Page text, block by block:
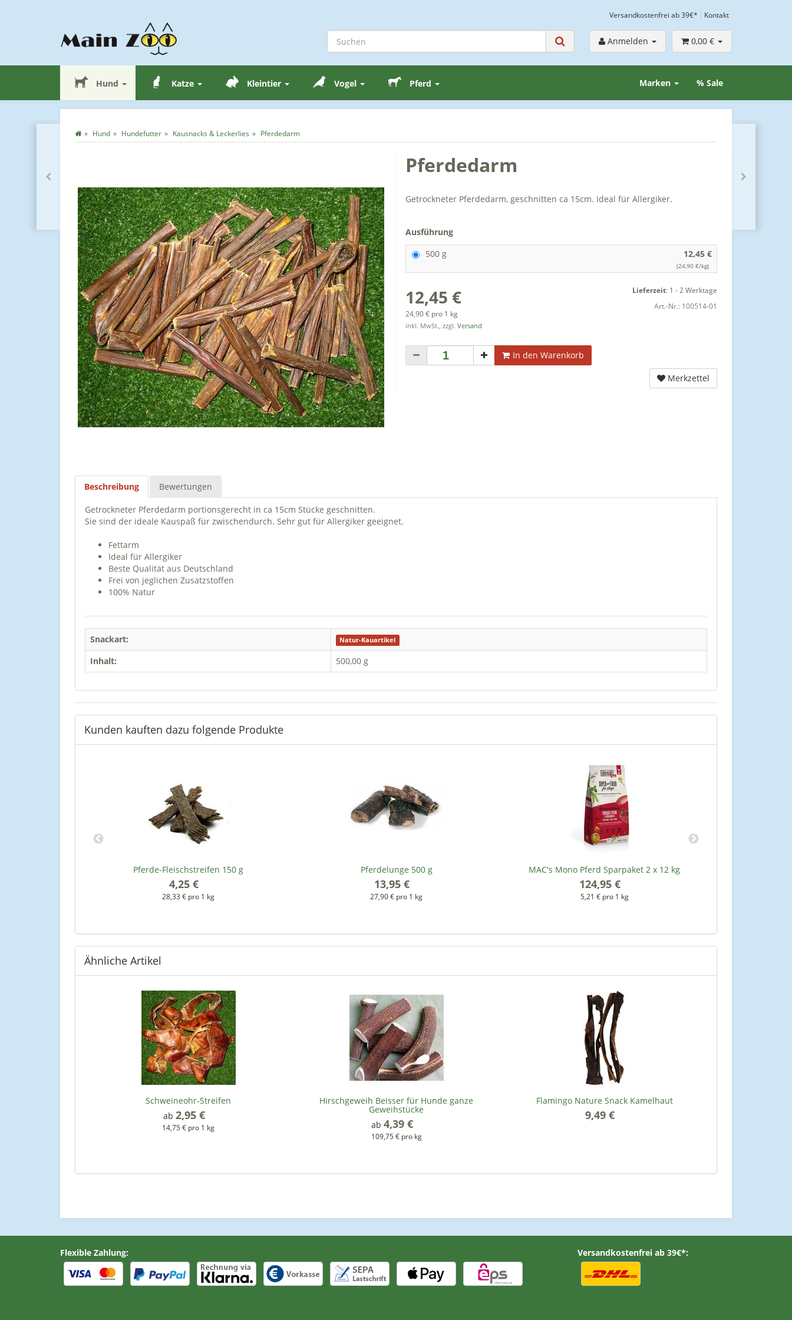
Versandkostenfrei ab 39€* Kontakt
Anmelden 0,00 €
Hund Katze Kleintier Vogel Pferd % Sale
Marken
Hund Hundefutter Kausnacks & Leckerlies Pferdedarm
Pferdedarm
Getrockneter Pferdedarm, geschnitten ca 15cm. Ideal für Allergiker.
Ausführung
500 g
12,45 €
(24,90 €/kg)
12,45 €
24,90 € pro 1 kg
inkl. MwSt., zzgl. Versand
Lieferzeit: 1 - 2 Werktage
Art.-Nr.: 100514-01
In den Warenkorb
Merkzettel
Beschreibung Bewertungen
Getrockneter Pferdedarm portionsgerecht in ca 15cm Stücke geschnitten.
Sie sind der ideale Kauspaß für zwischendurch. Sehr gut für Allergiker geeignet.
Fettarm
Ideal für Allergiker
Beste Qualität aus Deutschland
Frei von jeglichen Zusatzstoffen
100% Natur
Snackart: Natur-Kauartikel
Inhalt: 500,00 g
Kunden kauften dazu folgende Produkte
Pferde-Fleischstreifen 150 g
4,25 €
28,33 € pro 1 kg
Pferdelunge 500 g
13,95 €
27,90 € pro 1 kg
MAC's Mono Pferd Sparpaket 2 x 12 kg
124,95 €
5,21 € pro 1 kg
Ähnliche Artikel
Schweineohr-Streifen
ab 2,95 €
14,75 € pro 1 kg
Hirschgeweih Beisser für Hunde ganze
Geweihstücke
ab 4,39 €
109,75 € pro kg
Flamingo Nature Snack Kamelhaut
9,49 €
Flexible Zahlung: Versandkostenfrei ab 39€*: